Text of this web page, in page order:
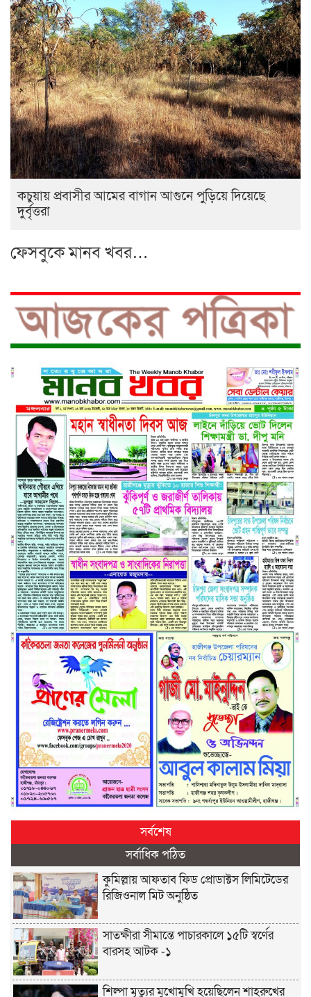
কচুয়ায় প্রবাসীর আমের বাগান আগুনে পুড়িয়ে দিয়েছে
দুর্বৃত্তরা
ফেসবুকে মানব খবর…
সর্বশেষ
সর্বাধিক পঠিত
কুমিল্লায় আফতাব ফিড প্রোডাক্টস লিমিটেডের
রিজিওনাল মিট অনুষ্ঠিত
সাতক্ষীরা সীমান্তে পাচারকালে ১৫টি স্বর্ণের
বারসহ আটক -১
শিল্পা মৃত্যুর মুখোমুখি হয়েছিলেন শাহরুখের